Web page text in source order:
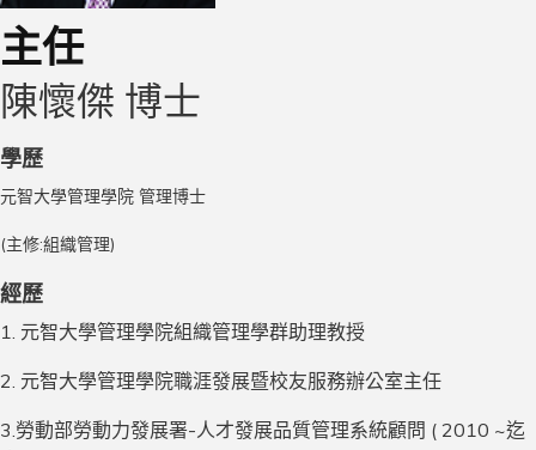
主任
陳懷傑 博士
學歷
元智大學管理學院 管理博士
(主修:組織管理)
經歷
1. 元智大學管理學院組織管理學群助理教授
2. 元智大學管理學院職涯發展暨校友服務辦公室主任
3.勞動部勞動力發展署-人才發展品質管理系統顧問 ( 2010 ~迄